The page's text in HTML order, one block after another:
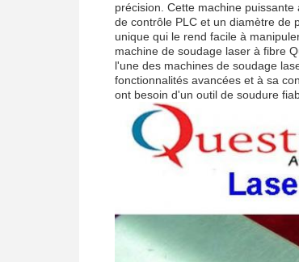
précision. Cette machine
de contrôle PLC et un diamètre de
unique qui le rend facile à
machine de soudage laser à fibre
l'une des machines de soudage
fonctionnalités avancées et à sa
ont besoin d'un outil de soudure